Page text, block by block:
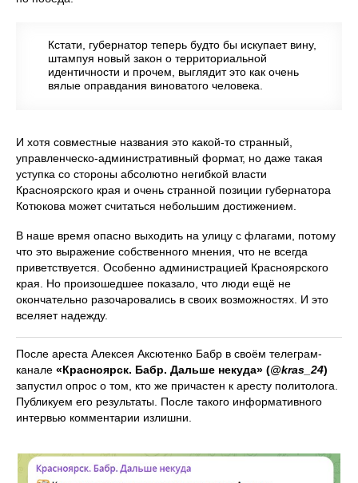
Кстати, губернатор теперь будто бы искупает вину,
штампуя новый закон о территориальной
идентичности и прочем, выглядит это как очень
вялые оправдания виноватого человека.
И хотя совместные названия это какой-то странный,
управленческо-административный формат, но даже такая
уступка со стороны абсолютно негибкой власти
Красноярского края и очень странной позиции губернатора
Котюкова может считаться небольшим достижением.
В наше время опасно выходить на улицу с флагами, потому
что это выражение собственного мнения, что не всегда
приветствуется. Особенно администрацией Красноярского
края. Но произошедшее показало, что люди ещё не
окончательно разочаровались в своих возможностях. И это
вселяет надежду.
После ареста Алексея Аксютенко Бабр в своём телеграм-
канале «Красноярск. Бабр. Дальше некуда» (@kras_24)
запустил опрос о том, кто же причастен к аресту политолога.
Публикуем его результаты. После такого информативного
интервью комментарии излишни.